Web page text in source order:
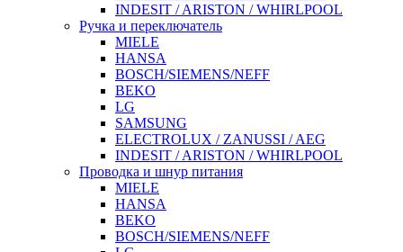
INDESIT / ARISTON / WHIRLPOOL
Ручка и переключатель
MIELE
HANSA
BOSCH/SIEMENS/NEFF
BEKO
LG
SAMSUNG
ELECTROLUX / ZANUSSI / AEG
INDESIT / ARISTON / WHIRLPOOL
Проводка и шнур питания
MIELE
HANSA
BEKO
BOSCH/SIEMENS/NEFF